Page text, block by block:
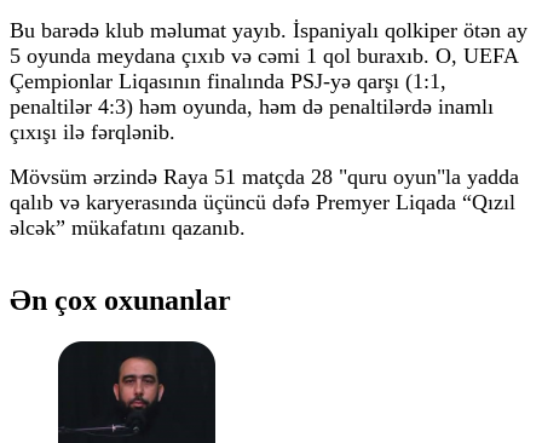
Bu barədə klub məlumat yayıb. İspaniyalı qolkiper ötən ay
5 oyunda meydana çıxıb və cəmi 1 qol buraxıb. O, UEFA
Çempionlar Liqasının finalında PSJ-yə qarşı (1:1,
penaltilər 4:3) həm oyunda, həm də penaltilərdə inamlı
çıxışı ilə fərqlənib.
Mövsüm ərzində Raya 51 matçda 28 "quru oyun"la yadda
qalıb və karyerasında üçüncü dəfə Premyer Liqada “Qızıl
əlcək” mükafatını qazanıb.
Ən çox oxunanlar